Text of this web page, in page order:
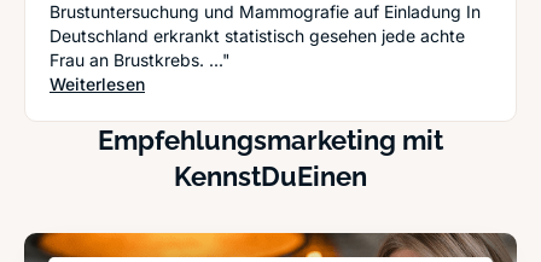
Brustuntersuchung und Mammografie auf Einladung In
Deutschland erkrankt statistisch gesehen jede achte
Frau an Brustkrebs. ..."
Weiterlesen: Viel Vorsorge und einige Überraschungen:
Empfehlungsmarketing mit
KennstDuEinen